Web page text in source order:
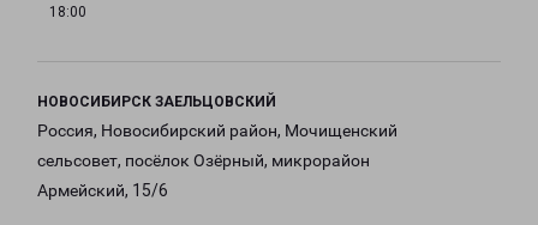
18:00
НОВОСИБИРСК ЗАЕЛЬЦОВСКИЙ
Россия, Новосибирский район, Мочищенский
сельсовет, посёлок Озёрный, микрорайон
Армейский, 15/6